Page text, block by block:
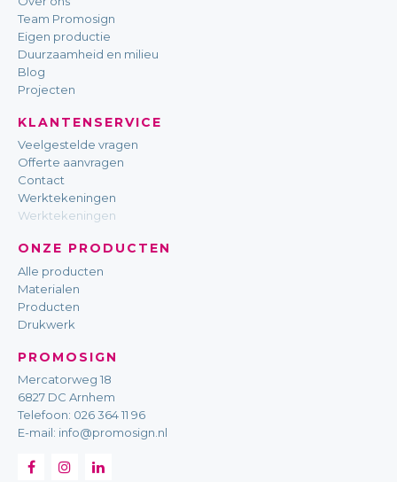
Team Promosign
Eigen productie
Duurzaamheid en milieu
Blog
Projecten
KLANTENSERVICE
Veelgestelde vragen
Offerte aanvragen
Contact
Werktekeningen
Werktekeningen
ONZE PRODUCTEN
Alle producten
Materialen
Producten
Drukwerk
PROMOSIGN
Mercatorweg 18
6827 DC Arnhem
Telefoon: 026 364 11 96
E-mail: info@promosign.nl